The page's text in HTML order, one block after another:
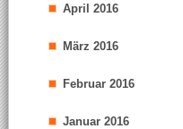
April 2016
März 2016
Februar 2016
Januar 2016